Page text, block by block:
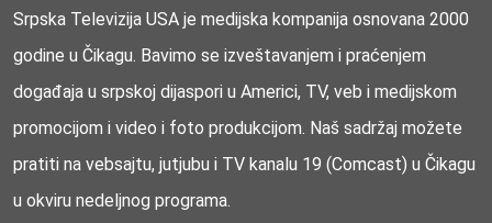
Srpska Televizija USA je medijska kompanija osnovana 2000
godine u Čikagu. Bavimo se izveštavanjem i praćenjem
događaja u srpskoj dijaspori u Americi, TV, veb i medijskom
promocijom i video i foto produkcijom. Naš sadržaj možete
pratiti na vebsajtu, jutjubu i TV kanalu 19 (Comcast) u Čikagu
u okviru nedeljnog programa.